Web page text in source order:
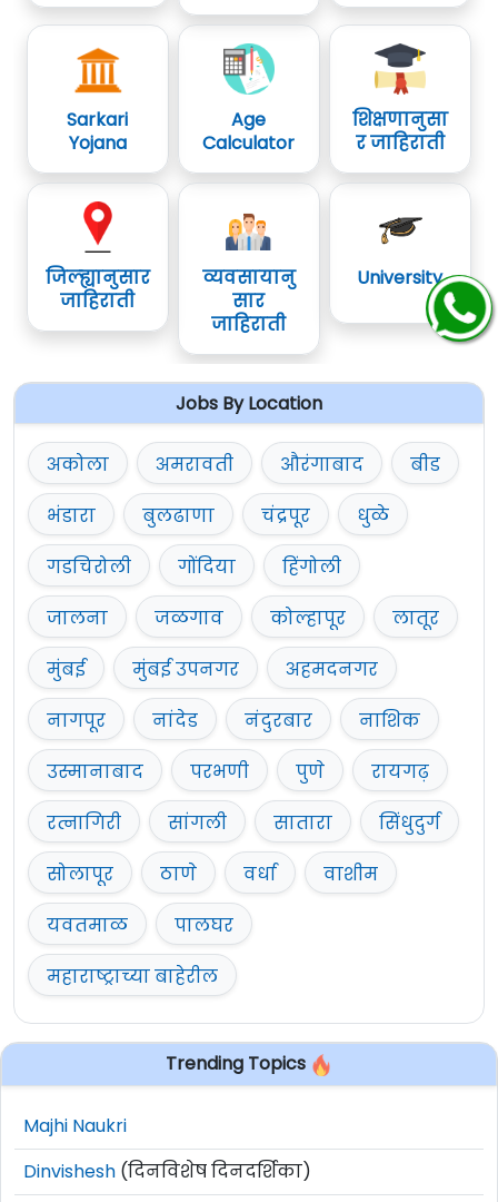
Sarkari
Yojana
Age
Calculator
शिक्षणानुसा
र जाहिराती
जिल्ह्यानुसार
जाहिराती
व्यवसायानु
सार
जाहिराती
University
Jobs By Location
अकोला अमरावती औरंगाबाद
बीड
भंडारा
बुलढाणा चंद्रपूर
धुळे
गडचिरोली
गोंदिया
हिंगोली
जालना
जळगाव कोल्हापूर
लातूर
मुंबई
मुंबई उपनगर
अहमदनगर
नागपूर
नांदेड नंदुरबार
नाशिक
उस्मानाबाद
परभणी पुणे
रायगढ़
रत्नागिरी
सांगली सातारा
सिंधुदुर्ग
सोलापूर
ठाणे वर्धा
वाशीम
यवतमाळ
पालघर
महाराष्ट्राच्या बाहेरील
Trending Topics
Majhi Naukri
Dinvishesh (दिनविशेष दिनदर्शिका)